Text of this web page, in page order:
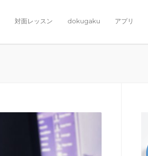
対面レッスン dokugaku アプリ